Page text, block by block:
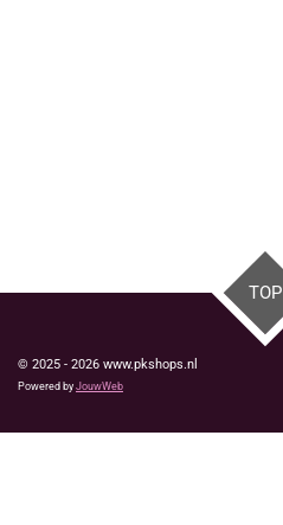
TOP
© 2025 - 2026 www.pkshops.nl
Powered by JouwWeb